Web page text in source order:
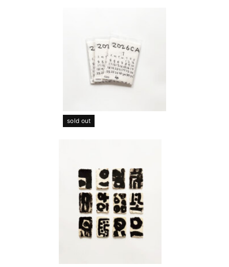
sold out